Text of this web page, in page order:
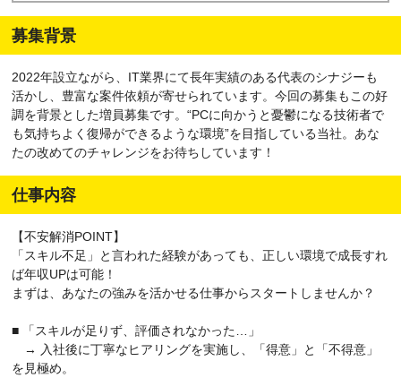
募集背景
2022年設立ながら、IT業界にて長年実績のある代表のシナジーも
活かし、豊富な案件依頼が寄せられています。今回の募集もこの好
調を背景とした増員募集です。“PCに向かうと憂鬱になる技術者で
も気持ちよく復帰ができるような環境”を目指している当社。あな
たの改めてのチャレンジをお待ちしています！
仕事内容
【不安解消POINT】
「スキル不足」と言われた経験があっても、正しい環境で成長すれ
ば年収UPは可能！
まずは、あなたの強みを活かせる仕事からスタートしませんか？
■ 「スキルが足りず、評価されなかった…」
→ 入社後に丁寧なヒアリングを実施し、「得意」と「不得意」
を見極め。